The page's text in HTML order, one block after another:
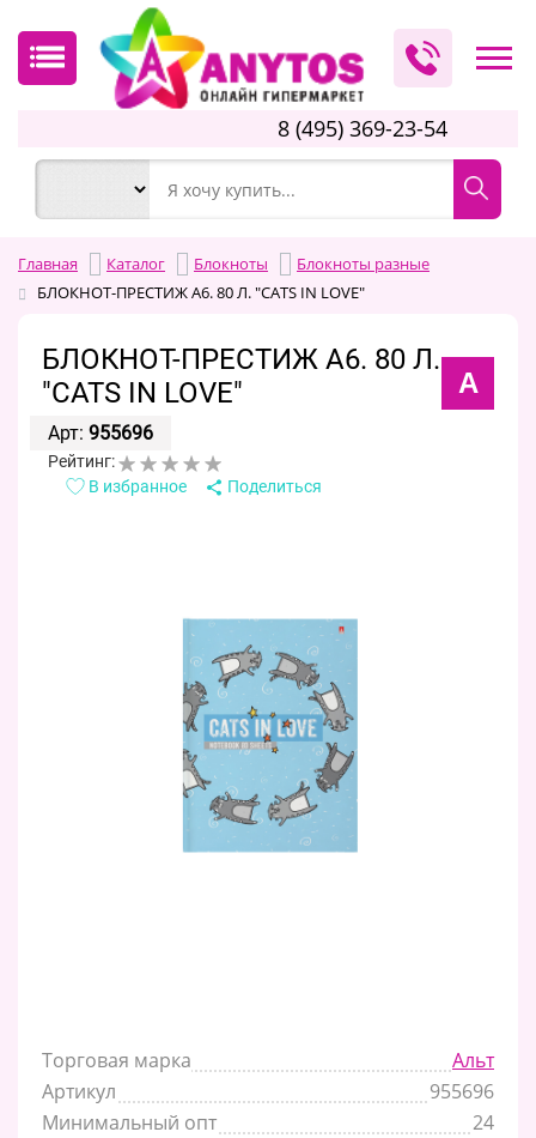
8 (495) 369-23-54
Главная Каталог Блокноты
Блокноты разные
БЛОКНОТ-ПРЕСТИЖ А6. 80 Л. "CATS IN LOVE"
БЛОКНОТ-ПРЕСТИЖ А6. 80 Л.
"CATS IN LOVE"
А
Арт: 955696
Рейтинг:
В избранное
Поделиться
Торговая марка
Альт
Артикул
955696
Минимальный опт
24